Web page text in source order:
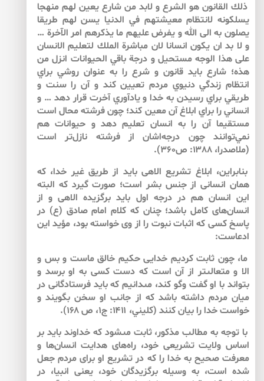
ذلك القانون هو الشرع و لابد من شارع يعين لهم منهجا
يسلكونه لانتظام معيشتهم في الدنيا يسن لهم طريقا
يصلون به الى الله و يفرض عليهم ما يذكرهم امر الآخرة …
و لا بد ان يكون انسانا لان مباشرة الملك لتعليم الانسان
على هذا الوجه مستحيل و درجة باقي الحيوانات انزل من
هذه‏؛ شارع بايد قانون و شرع را به عنوان روشي براي
انتظام زندگي دنيوي مردم تعيين كند و آن را سنت و
طريقي براي رسيدن به خدا و يادآوري آخرت قرار دهد … و
انساني را براي ابلاغ آن معين كند؛ چون فرشته محال است
مستقيما آن را به انسان تعليم دهد و حيوانات هم
نمي‌‌توانند چون درجه‌‌اشان از فرشته نازل‌‌تر است
(ملاصدرا، ۱۳۸۸: ص۳۶۰).
بنابراين، ابلاغ تشريع الاهى بايد از طريق غير خدا، كه
همان انسانى از جنس بشر است؛ صورت گيرد كه البته
اين انسان هم در درجه اول بايد برگزيده الاهى و از
انسان‌‌هاى كامل باشد؛ چنان كه كلام امام صادق (ع) در
پاسخ كسى كه اثبات نبوت را از وى خواسته بود، مؤيد اين
ادعاست:
ما، چون ثابت كرديم خدايى حكيم خالق ماست و بس و
الا و متعالى‏تر از آن است كه دست كسى به او برسد و
بتواند با او گفت وگو كند، مى‏دانيم كه بايد فرستادگانى در
ميان مردم داشته باشد كه از جانب او سخن بگويند و
خواست خدا را بيان كنند (كليني، ۱۴۱۱: ج۱، ص ۱۶۸).
با توجه به مطالب مذكور، ثابت مى‏شود كه خداوند بايد بر
اساس ولايت تشريعى خود، راه‌‌هاى هدايت انسان‌‌ها و
معرفت صحيح به خدا را كه در تشريع او براى مردم جعل
شده است، به وسيله برگزيدگان خود، يعنى انبيا، در